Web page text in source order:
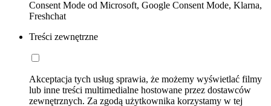
Consent Mode od Microsoft, Google Consent Mode, Klarna,
Freshchat
Treści zewnętrzne
Akceptacja tych usług sprawia, że możemy wyświetlać filmy
lub inne treści multimedialne hostowane przez dostawców
zewnętrznych. Za zgodą użytkownika korzystamy w tej